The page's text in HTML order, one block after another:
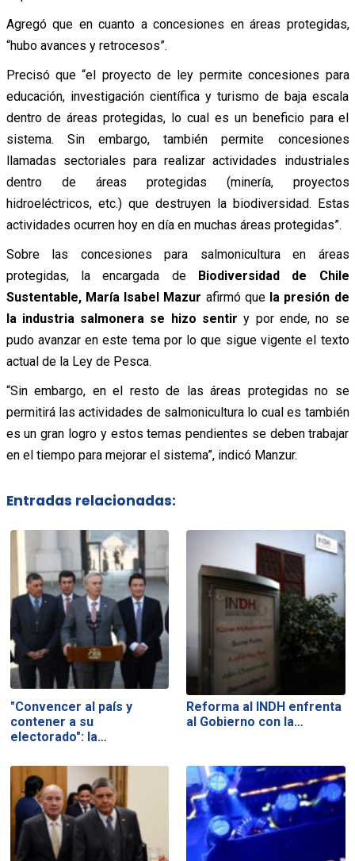
Agregó que en cuanto a concesiones en áreas protegidas,
“hubo avances y retrocesos”.
Precisó que “el proyecto de ley permite concesiones para
educación, investigación científica y turismo de baja escala
dentro de áreas protegidas, lo cual es un beneficio para el
sistema. Sin embargo, también permite concesiones
llamadas sectoriales para realizar actividades industriales
dentro de áreas protegidas (minería, proyectos
hidroeléctricos, etc.) que destruyen la biodiversidad. Estas
actividades ocurren hoy en día en muchas áreas protegidas”.
Sobre las concesiones para salmonicultura en áreas
protegidas, la encargada de Biodiversidad de Chile
Sustentable, María Isabel Mazur afirmó que la presión de
la industria salmonera se hizo sentir y por ende, no se
pudo avanzar en este tema por lo que sigue vigente el texto
actual de la Ley de Pesca.
“Sin embargo, en el resto de las áreas protegidas no se
permitirá las actividades de salmonicultura lo cual es también
es un gran logro y estos temas pendientes se deben trabajar
en el tiempo para mejorar el sistema”, indicó Manzur.
Entradas relacionadas:
"Convencer al país y
contener a su
electorado": la…
Reforma al INDH enfrenta
al Gobierno con la…